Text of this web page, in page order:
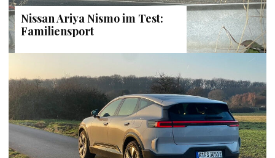
Nissan Ariya Nismo im Test:
Familiensport